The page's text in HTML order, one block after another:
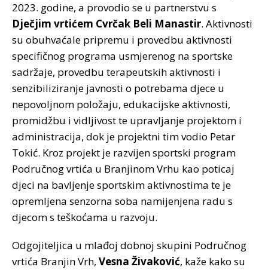
2023. godine, a provodio se u partnerstvu s
Dječjim vrtićem Cvrčak Beli Manastir. Aktivnosti
su obuhvaćale pripremu i provedbu aktivnosti
specifičnog programa usmjerenog na sportske
sadržaje, provedbu terapeutskih aktivnosti i
senzibiliziranje javnosti o potrebama djece u
nepovoljnom položaju, edukacijske aktivnosti,
promidžbu i vidljivost te upravljanje projektom i
administracija, dok je projektni tim vodio Petar
Tokić. Kroz projekt je razvijen sportski program
Područnog vrtića u Branjinom Vrhu kao poticaj
djeci na bavljenje sportskim aktivnostima te je
opremljena senzorna soba namijenjena radu s
djecom s teškoćama u razvoju.
Odgojiteljica u mlađoj dobnoj skupini Područnog
vrtića Branjin Vrh, Vesna Živaković, kaže kako su